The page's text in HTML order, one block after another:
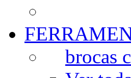
brocas